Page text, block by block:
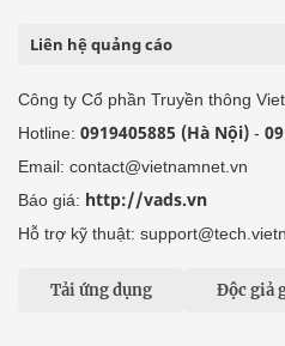
Liên hệ quảng cáo
Công ty Cổ phần Truyền thông
Hotline: 0919405885 (Hà Nội) -
Email: contact@vietnamnet.vn
Báo giá: http://vads.vn
Hỗ trợ kỹ thuật:
Tải ứng dụng Độc giả